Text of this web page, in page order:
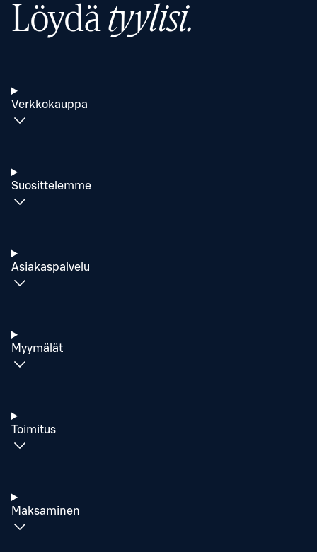
Löydätyylisi.
Verkkokauppa
Suosittelemme
Asiakaspalvelu
Myymälät
Toimitus
Maksaminen